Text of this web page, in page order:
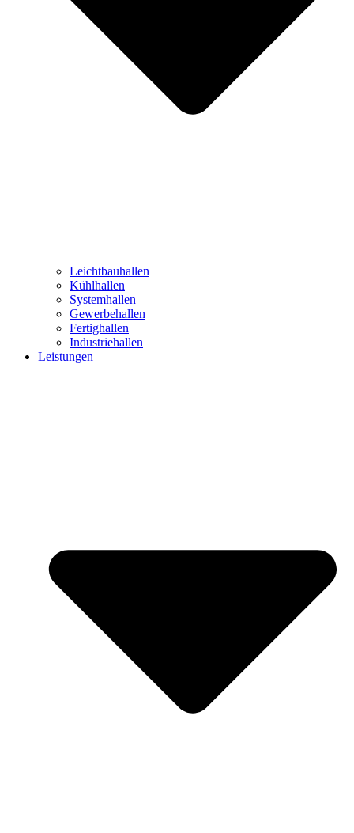
Leichtbauhallen
Kühlhallen
Systemhallen
Gewerbehallen
Fertighallen
Industriehallen
Leistungen